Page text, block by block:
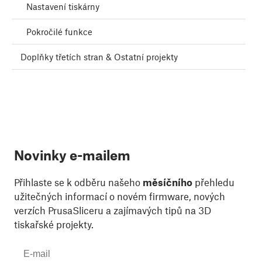
Nastavení tiskárny
Pokročilé funkce
Doplňky třetích stran & Ostatní projekty
Novinky e-mailem
Přihlaste se k odběru našeho měsíčního přehledu
užitečných informací o novém firmware, nových
verzích PrusaSliceru a zajímavých tipů na 3D
tiskařské projekty.